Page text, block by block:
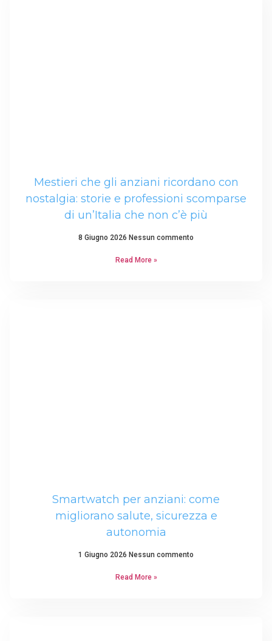
Mestieri che gli anziani ricordano con
nostalgia: storie e professioni scomparse
di un’Italia che non c’è più
8 Giugno 2026 Nessun commento
Read More »
Smartwatch per anziani: come
migliorano salute, sicurezza e
autonomia
1 Giugno 2026 Nessun commento
Read More »